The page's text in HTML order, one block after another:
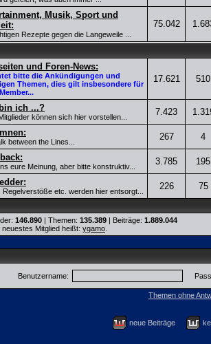
Musik, Sport und
Rezepte gegen die Langeweile ...
75.042
und Foren-News:
bitte die Ankündigungen und
Themen, dies gilt insbesondere für
17.621 510
ich ...?
können sich hier vorstellen... 7.423
between the Lines... 267
4
eure Meinung, aber bitte konstruktiv... 3.785
195
Regelverstöße etc. werden hier entsorgt... 226 75
146.890 | Themen: 135.389 | Beiträge: 1.889.044
Mitglied heißt: ygamo.
Benutzername:
Themen ohne
neue Beiträge